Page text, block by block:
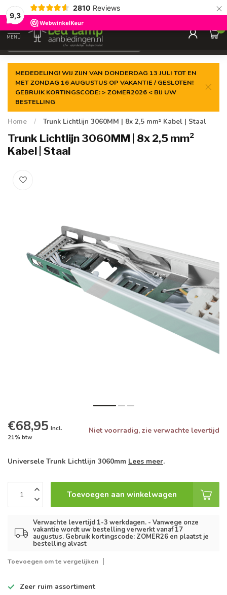
9,3
2810 Reviews ×
Gegarandeerde delaagste prijs
MENU
0
MEDEDELING! WIJ ZIJN VAN DONDERDAG 13 JULI TOT EN
MET ZONDAG 16 AUGUSTUS OP VAKANTIE / GESLOTEN!
GEBRUIK KORTINGSCODE: > ZOMER2026 < BIJ UW
BESTELLING
Home / Trunk Lichtlijn 3060MM | 8x 2,5 mm² Kabel | Staal
Trunk Lichtlijn 3060MM | 8x 2,5 mm²
Kabel | Staal
€68,95 Incl.
21% btw
Niet voorradig, zie verwachte levertijd
Universele Trunk Lichtlijn 3060mm Lees meer.
Toevoegen aan winkelwagen
Verwachte levertijd 1-3 werkdagen. - Vanwege onze
vakantie wordt uw bestelling verwerkt vanaf 17
augustus. Gebruik kortingscode: ZOMER26 en plaatst je
bestelling alvast
Toevoegen om te vergelijken
Zeer ruim assortiment